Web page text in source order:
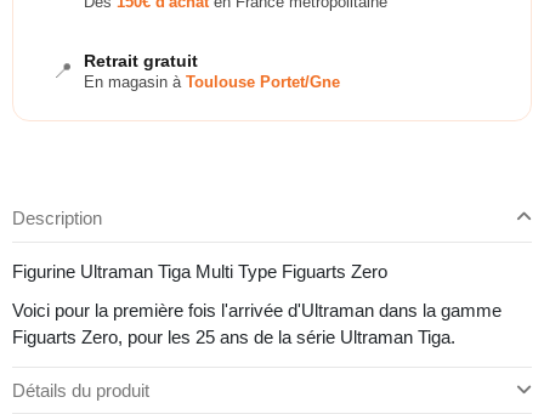
📍 Retrait gratuit
En magasin à Toulouse Portet/Gne
Description
Figurine Ultraman Tiga Multi Type Figuarts Zero
Voici pour la première fois l'arrivée d'Ultraman dans la gamme
Figuarts Zero, pour les 25 ans de la série Ultraman Tiga.
Détails du produit